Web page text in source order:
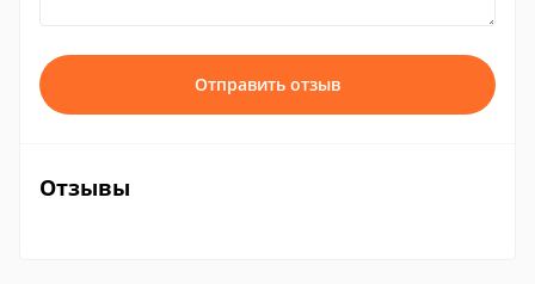
Отправить отзыв
Отзывы